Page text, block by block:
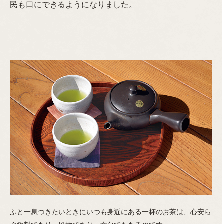
民も口にできるようになりました。
ふと一息つきたいときにいつも身近にある一杯のお茶は、心安ら